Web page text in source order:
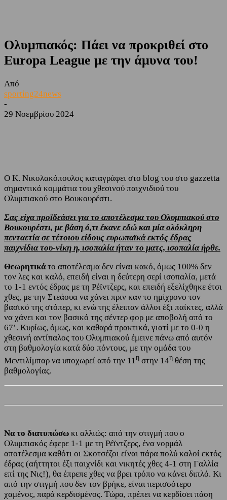
Ολυμπιακός: Πάει να προκριθεί στο
Europa League με την άμυνα του!
Από
sporting24news
-
29 Νοεμβρίου 2024
Ο Κ. Νικολακόπουλος καταγράφει στο blog του στο gazzetta
σημαντικά κομμάτια του χθεσινού παιχνιδιού του
Ολυμπιακού στο Βουκουρέστι.
Σας είχα προϊδεάσει για το αποτέλεσμα του Ολυμπιακού στο
Βουκουρέστι, με βάση ό,τι έκανε εδώ και μία ολόκληρη
πενταετία σε τέτοιου είδους ευρωπαϊκά εκτός έδρας
παιχνίδια του-νίκη η, ισοπαλία ήταν το ματς, ισοπαλία ήρθε.
Θεωρητικάτο αποτέλεσμα δεν είναι κακό, όμως 100% δεν
τον λες και καλό, επειδή είναι η δεύτερη σερί ισοπαλία, μετά
το 1-1 εντός έδρας με τη Ρέϊντζερς, και επειδή εξελίχθηκε έτσι
χθες, με την Στεάουα να χάνει πριν καν το ημίχρονο τον
βασικό της στόπερ, κι ενώ της έλειπαν άλλοι έξι παίκτες, αλλά
να χάνει και τον βασικό της σέντερ φορ με αποβολή από το
67’. Κυρίως, όμως, και καθαρά πρακτικά, γιατί με το 0-0 η
χθεσινή αντίπαλος του Ολυμπιακού έμεινε πάνω από αυτόν
στη βαθμολογία κατά δύο πόντους, με την ομάδα του
Μεντιλίμπαρ να υποχωρεί από την 11η στην 14η θέση της
βαθμολογίας.
Να το διατυπώσω κι αλλιώς: από την στιγμή που ο
Ολυμπιακός έφερε 1-1 με τη Ρέϊντζερς, ένα νορμάλ
αποτέλεσμα καθότι οι Σκοτσέζοι είναι πάρα πολύ καλοί εκτός
έδρας (αήττητοι έξι παιχνίδι και νικητές χθες 4-1 στη Γαλλία
επί της Νις!), θα έπρεπε χθες να βρει τρόπο να κάνει διπλό. Κι
από την στιγμή που δεν τον βρήκε, είναι περισσότερο
χαμένος, παρά κερδισμένος. Τώρα, πρέπει να κερδίσει πάση